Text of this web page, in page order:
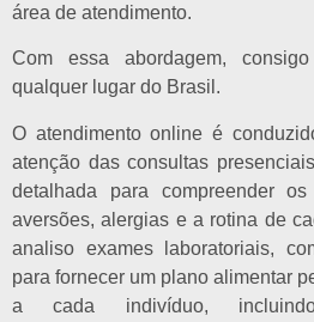
área de atendimento.
Com essa abordagem,
qualquer lugar do Brasil.
O atendimento online é
atenção das consultas
detalhada para compreender os
aversões, alergias e a rotina de
analiso exames laboratoriais,
para fornecer um plano alimentar
a cada indivíduo,